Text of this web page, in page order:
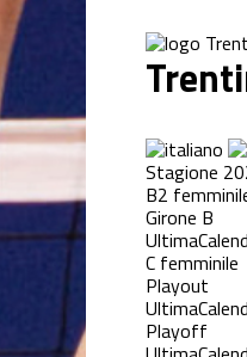
Stagione
B2
Girone B
Ultima
C femminile
Playout
Ultima
Playoff